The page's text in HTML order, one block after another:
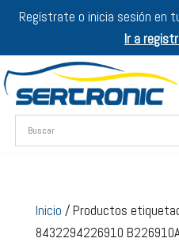
Regístrate o inicia sesión en
Ir a
Inicio / Productos
8432294226910